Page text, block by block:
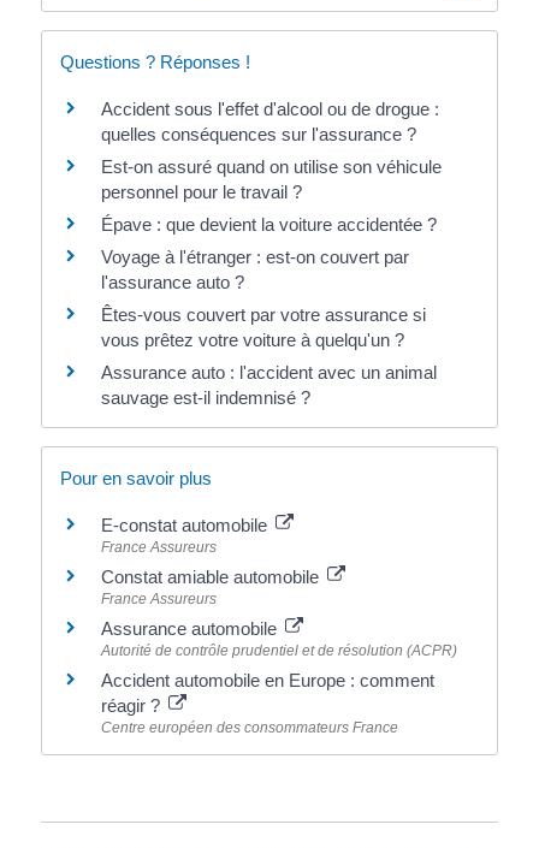
Questions ? Réponses !
Accident sous l'effet d'alcool ou de drogue :
quelles conséquences sur l'assurance ?
Est-on assuré quand on utilise son véhicule
personnel pour le travail ?
Épave : que devient la voiture accidentée ?
Voyage à l'étranger : est-on couvert par
l'assurance auto ?
Êtes-vous couvert par votre assurance si
vous prêtez votre voiture à quelqu'un ?
Assurance auto : l'accident avec un animal
sauvage est-il indemnisé ?
Pour en savoir plus
E-constat automobile
France Assureurs
Constat amiable automobile
France Assureurs
Assurance automobile
Autorité de contrôle prudentiel et de résolution (ACPR)
Accident automobile en Europe : comment
réagir ?
Centre européen des consommateurs France